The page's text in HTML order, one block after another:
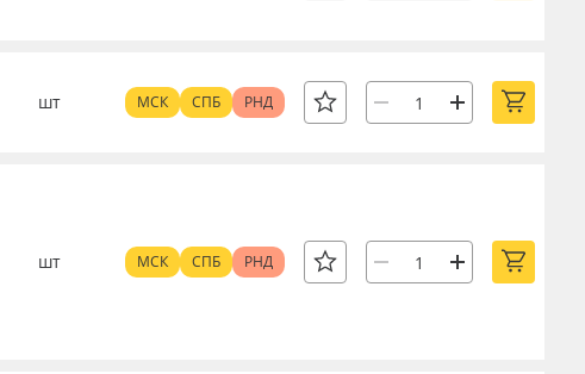
шт МСК СПБ РНД
шт МСК СПБ РНД